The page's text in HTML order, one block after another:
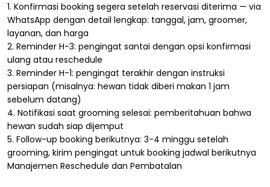
1. Konfirmasi booking segera setelah reservasi diterima — via
WhatsApp dengan detail lengkap: tanggal, jam, groomer,
layanan, dan harga
2. Reminder H-3: pengingat santai dengan opsi konfirmasi
ulang atau reschedule
3. Reminder H-1: pengingat terakhir dengan instruksi
persiapan (misalnya: hewan tidak diberi makan 1 jam
sebelum datang)
4. Notifikasi saat grooming selesai: pemberitahuan bahwa
hewan sudah siap dijemput
5. Follow-up booking berikutnya: 3-4 minggu setelah
grooming, kirim pengingat untuk booking jadwal berikutnya
Manajemen Reschedule dan Pembatalan